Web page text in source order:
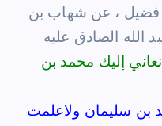
فضيل ، عن شهاب بن
الله الصادق عليه
إليك محمد بن
بن سليمان ولاعلمت